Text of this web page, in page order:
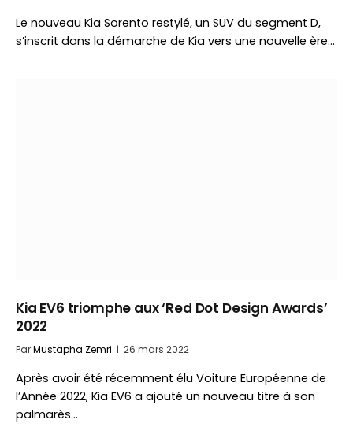
Le nouveau Kia Sorento restylé, un SUV du segment D,
s’inscrit dans la démarche de Kia vers une nouvelle ère…
Kia EV6 triomphe aux ‘Red Dot Design Awards’
2022
ParMustapha Zemri 26 mars 2022
Après avoir été récemment élu Voiture Européenne de
l’Année 2022, Kia EV6 a ajouté un nouveau titre à son
palmarès…